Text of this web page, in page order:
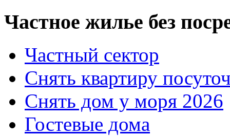
Частное жилье без
Частный сектор
Снять квартиру
Снять дом у моря 2026
Гостевые дома